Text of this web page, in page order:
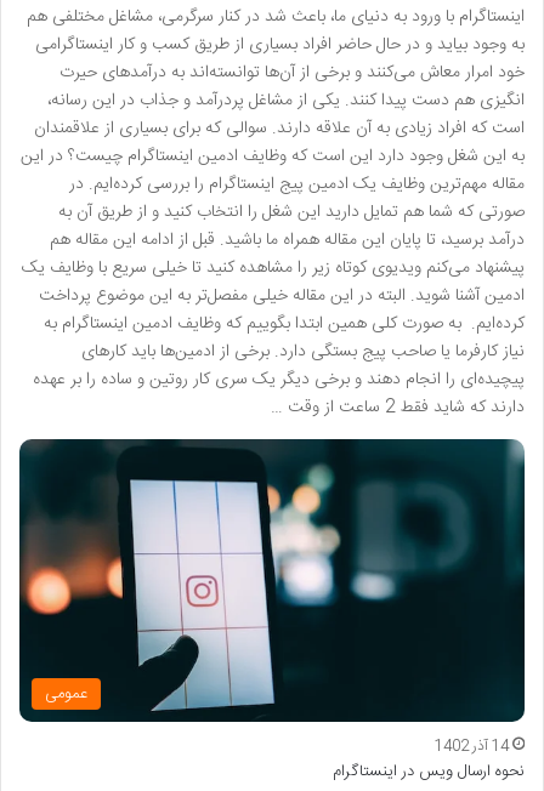
اینستاگرام با ورود به دنیای ما، باعث شد در کنار سرگرمی، مشاغل مختلفی هم
به وجود بیاید و در حال حاضر افراد بسیاری از طریق کسب و کار اینستاگرامی
خود امرار معاش می‌کنند و برخی از آن‌ها توانسته‌اند به درآمدهای حیرت
انگیزی هم دست پیدا کنند. یکی از مشاغل پردرآمد و جذاب در این رسانه،
است که افراد زیادی به آن علاقه دارند. سوالی که برای بسیاری از علاقمندان
به این شغل وجود دارد این است که وظایف ادمین اینستاگرام چیست؟ در این
مقاله مهم‌ترین وظایف یک ادمین پیج اینستاگرام را بررسی کرده‌ایم. در
صورتی که شما هم تمایل دارید این شغل را انتخاب کنید و از طریق آن به
درآمد برسید، تا پایان این مقاله همراه ما باشید. قبل از ادامه این مقاله هم
پیشنهاد می‌کنم ویدیوی کوتاه زیر را مشاهده کنید تا خیلی سریع با وظایف یک
ادمین آشنا شوید. البته در این مقاله خیلی مفصل‌تر به این موضوع پرداخت
کرده‌ایم. به صورت کلی همین ابتدا بگوییم که وظایف ادمین اینستاگرام به
نیاز کارفرما یا صاحب پیج بستگی دارد. برخی از ادمین‌ها باید کارهای
پیچیده‌ای را انجام دهند و برخی دیگر یک سری کار روتین و ساده را بر عهده
دارند که شاید فقط 2 ساعت از وقت …
عمومی
14 آذر 1402
نحوه ارسال ویس در اینستاگرام